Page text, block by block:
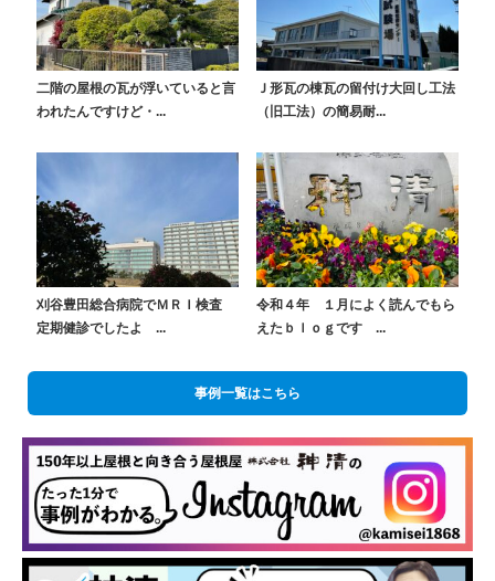
二階の屋根の瓦が浮いていると言
われたんですけど・...
Ｊ形瓦の棟瓦の留付け大回し工法
（旧工法）の簡易耐...
刈谷豊田総合病院でＭＲＩ検査
定期健診でしたよ ...
令和４年 １月によく読んでもら
えたｂｌｏｇです ...
事例一覧はこちら